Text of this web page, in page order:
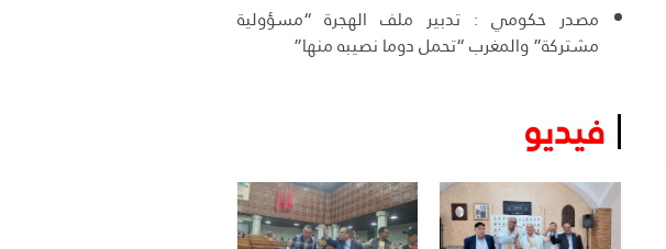
مصدر حكومي : تدبير ملف الهجرة “مسؤولية
مشتركة” والمغرب “تحمل دوما نصيبه منها”
فيديو